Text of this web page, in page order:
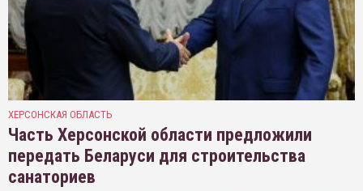
ХЕРСОНСКАЯ ОБЛАСТЬ
Часть Херсонской области предложили
передать Беларуси для строительства
санаториев